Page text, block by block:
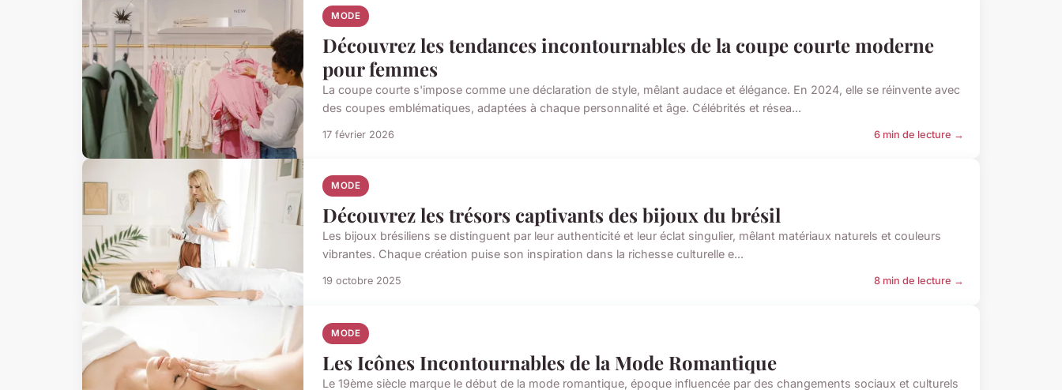
MODE
Découvrez les tendances incontournables de la coupe courte moderne
pour femmes
La coupe courte s'impose comme une déclaration de style, mêlant audace et élégance. En 2024, elle se réinvente avec
des coupes emblématiques, adaptées à chaque personnalité et âge. Célébrités et résea...
17 février 2026 6 min de lecture →
MODE
Découvrez les trésors captivants des bijoux du brésil
Les bijoux brésiliens se distinguent par leur authenticité et leur éclat singulier, mêlant matériaux naturels et couleurs
vibrantes. Chaque création puise son inspiration dans la richesse culturelle e...
19 octobre 2025 8 min de lecture →
MODE
Les Icônes Incontournables de la Mode Romantique
Le 19ème siècle marque le début de la mode romantique, époque influencée par des changements sociaux et culturels